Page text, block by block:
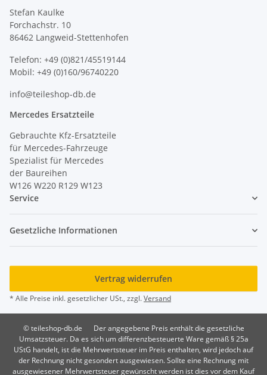
Stefan Kaulke
Forchachstr. 10
86462 Langweid-Stettenhofen
Telefon: +49 (0)821/45519144
Mobil: +49 (0)160/96740220
info@teileshop-db.de
Mercedes Ersatzteile
Gebrauchte Kfz-Ersatzteile
für Mercedes-Fahrzeuge
Spezialist für Mercedes
der Baureihen
W126 W220 R129 W123
Service
Gesetzliche Informationen
Vertrag widerrufen
* Alle Preise inkl. gesetzlicher USt., zzgl.Versand
© teileshop-db.de
Der angegebene Preis enthält die gesetzliche
Umsatzsteuer. Da es sich um differenzbesteuerte Ware gemäß § 25a
UStG handelt, ist die Mehrwertsteuer im Preis enthalten, wird jedoch auf
der Rechnung nicht gesondert ausgewiesen. Sollte eine Rechnung mit
ausgewiesener Mehrwertsteuer gewünscht werden ist dies vor dem Kauf